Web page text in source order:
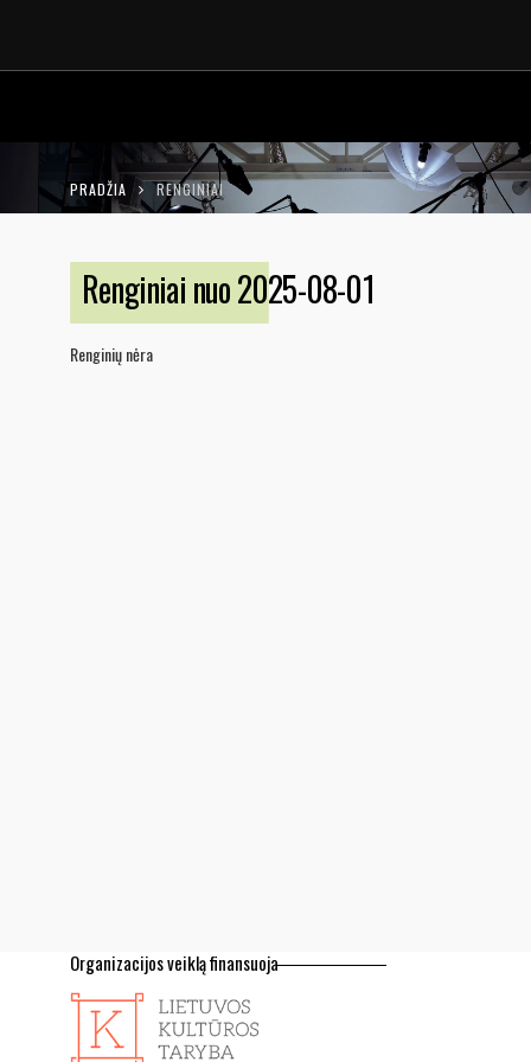
LT EN
PRADŽIA RENGINIAI
Renginiai nuo 2025-08-01
Renginių nėra
Organizacijos veiklą finansuoja